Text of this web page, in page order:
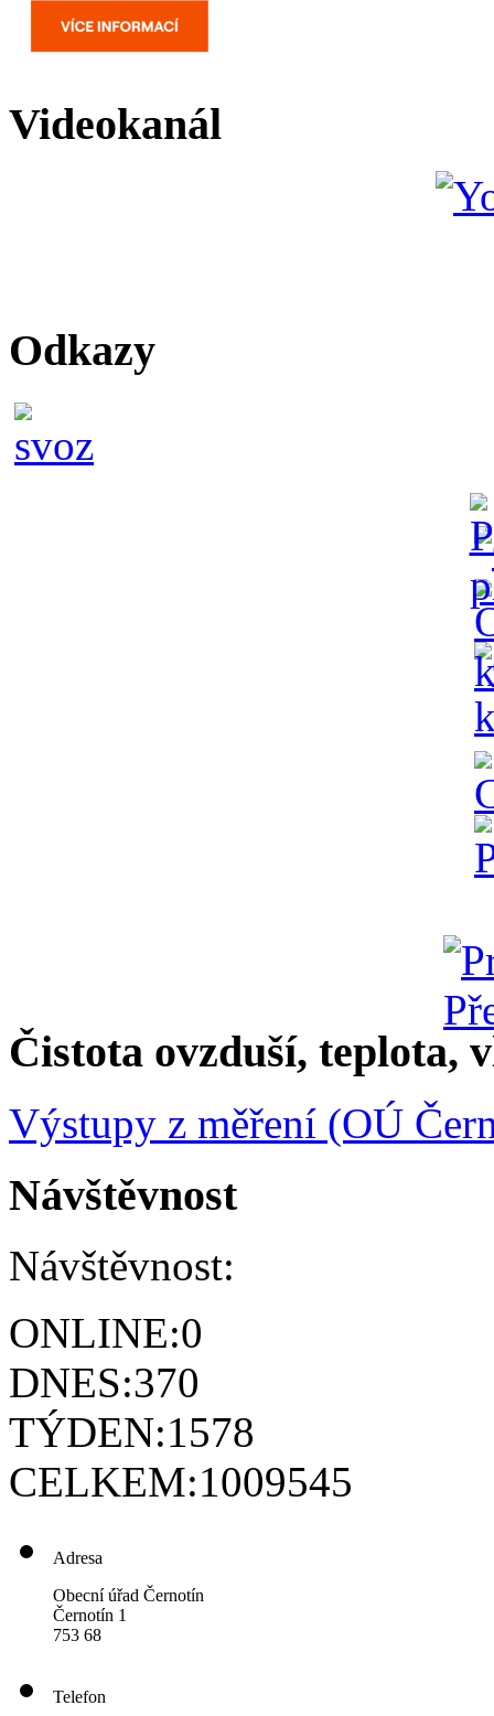
Videokanál
Odkazy
Čistota ovzduší, teplota,
Výstupy z měření (OÚ
Návštěvnost
Návštěvnost:
ONLINE:0
DNES:370
TÝDEN:1578
CELKEM:1009545
Adresa
Obecní úřad Černotín
Černotín 1
753 68
Telefon